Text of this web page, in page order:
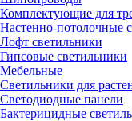
Комплектующие для
Настенно-потолочные
Лофт светильники
Гипсовые светильники
Мебельные
Светильники для
Светодиодные панели
Бактерицидные